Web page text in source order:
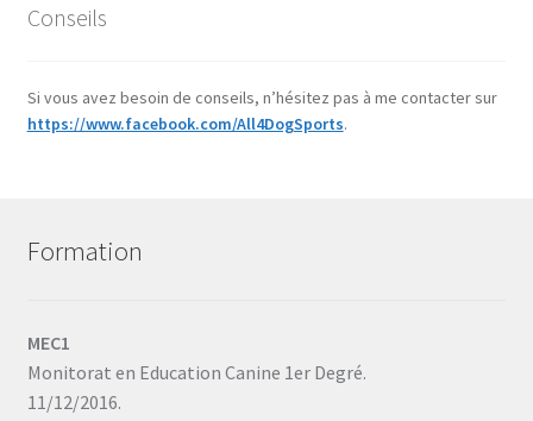
Conseils
Si vous avez besoin de conseils, n’hésitez pas à me contacter sur
https://www.facebook.com/All4DogSports.
Formation
MEC1
Monitorat en Education Canine 1er Degré.
11/12/2016.